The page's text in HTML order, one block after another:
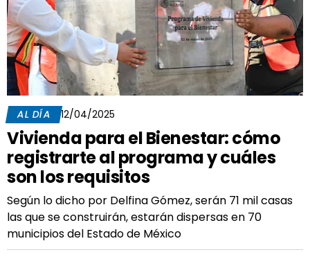
AL DÍA 12/04/2025
Vivienda para el Bienestar: cómo
registrarte al programa y cuáles
son los requisitos
Según lo dicho por Delfina Gómez, serán 71 mil casas
las que se construirán, estarán dispersas en 70
municipios del Estado de México